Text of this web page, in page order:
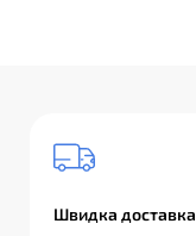
Швидка доставка